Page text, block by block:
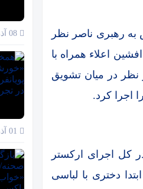
به رهبری ناصر نظر
اعلاء همراه با
نظر در میان تشویق
اجرا کرد.
کل اجرای ارکستر
دختری با لباسی